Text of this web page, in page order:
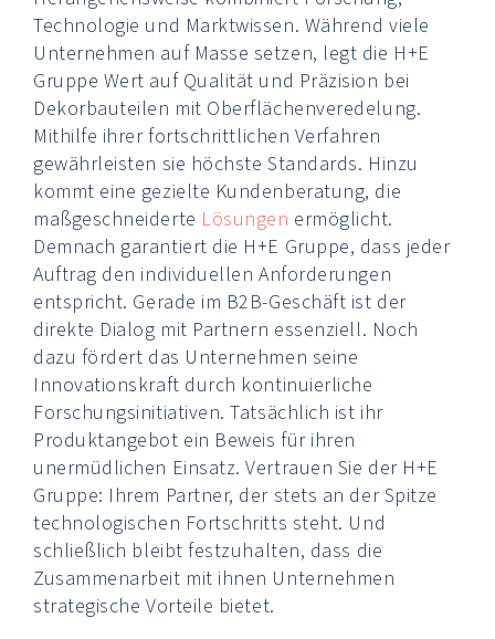
Technologie und Marktwissen. Während viele
Unternehmen auf Masse setzen, legt die H+E
Gruppe Wert auf Qualität und Präzision bei
Dekorbauteilen mit Oberflächenveredelung.
Mithilfe ihrer fortschrittlichen Verfahren
gewährleisten sie höchste Standards. Hinzu
kommt eine gezielte Kundenberatung, die
maßgeschneiderte Lösungen ermöglicht.
Demnach garantiert die H+E Gruppe, dass jeder
Auftrag den individuellen Anforderungen
entspricht. Gerade im B2B-Geschäft ist der
direkte Dialog mit Partnern essenziell. Noch
dazu fördert das Unternehmen seine
Innovationskraft durch kontinuierliche
Forschungsinitiativen. Tatsächlich ist ihr
Produktangebot ein Beweis für ihren
unermüdlichen Einsatz. Vertrauen Sie der H+E
Gruppe: Ihrem Partner, der stets an der Spitze
technologischen Fortschritts steht. Und
schließlich bleibt festzuhalten, dass die
Zusammenarbeit mit ihnen Unternehmen
strategische Vorteile bietet.